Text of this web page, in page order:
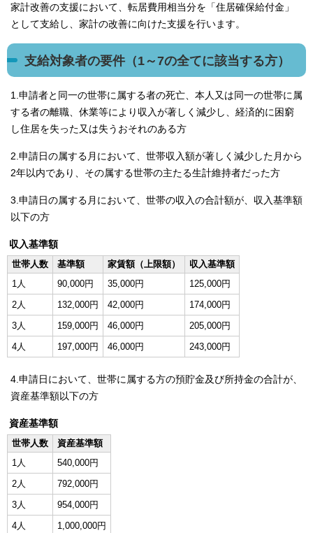
家計改善の支援において、転居費用相当分を「住居確保給付金」
として支給し、家計の改善に向けた支援を行います。
支給対象者の要件（1～7の全てに該当する方）
1.申請者と同一の世帯に属する者の死亡、本人又は同一の世帯に属
する者の離職、休業等により収入が著しく減少し、経済的に困窮
し住居を失った又は失うおそれのある方
2.申請日の属する月において、世帯収入額が著しく減少した月から
2年以内であり、その属する世帯の主たる生計維持者だった方
3.申請日の属する月において、世帯の収入の合計額が、収入基準額
以下の方
収入基準額
世帯人数
基準額 家賃額（上限額）
収入基準額
1人
90,000円 35,000円
125,000円
2人
132,000円 42,000円
174,000円
3人
159,000円 46,000円
205,000円
4人
197,000円 46,000円 243,000円
4.申請日において、世帯に属する方の預貯金及び所持金の合計が、
資産基準額以下の方
資産基準額
世帯人数
資産基準額
1人
540,000円
2人
792,000円
3人
954,000円
4人
1,000,000円